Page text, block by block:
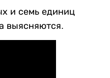
и семь единиц
выясняются.